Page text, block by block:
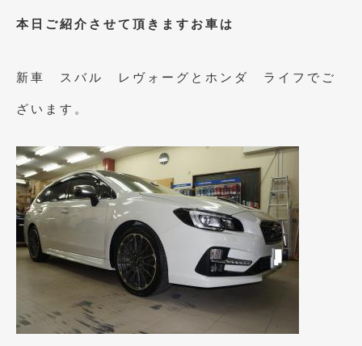
2024年6月(1)
2023年11月(1)
2023年10月(2)
2023年9月(1)
2023年8月(2)
2023年4月(1)
2022年12月 (1)
本日ご紹介させて頂きますお車は
新車 スバル レヴォーグとホンダ ライフでご
ざいます。